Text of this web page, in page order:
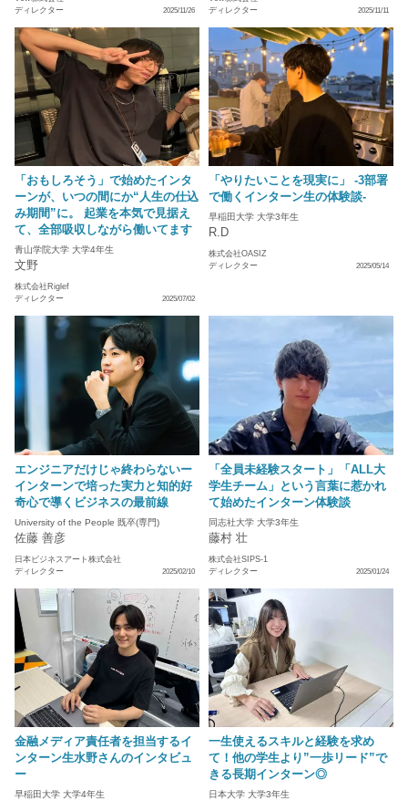
ディレクター
2025/11/26
ディレクター
2025/11/11
「おもしろそう」で始めたインタ
ーンが、いつの間にか“人生の仕込
み期間”に。 起業を本気で見据え
て、全部吸収しながら働いてます
青山学院大学 大学4年生
文野
株式会社Riglef
ディレクター
2025/07/02
「やりたいことを現実に」 -3部署
で働くインターン生の体験談-
早稲田大学 大学3年生
R.D
株式会社OASIZ
ディレクター
2025/05/14
エンジニアだけじゃ終わらないー
インターンで培った実力と知的好
奇心で導くビジネスの最前線
University of the People 既卒(専門)
佐藤 善彦
日本ビジネスアート株式会社
ディレクター
2025/02/10
「全員未経験スタート」「ALL大
学生チーム」という言葉に惹かれ
て始めたインターン体験談
同志社大学 大学3年生
藤村 壮
株式会社SIPS-1
ディレクター
2025/01/24
金融メディア責任者を担当するイ
ンターン生水野さんのインタビュ
ー
早稲田大学 大学4年生
一生使えるスキルと経験を求め
て！他の学生より”一歩リード”で
きる長期インターン◎
日本大学 大学3年生